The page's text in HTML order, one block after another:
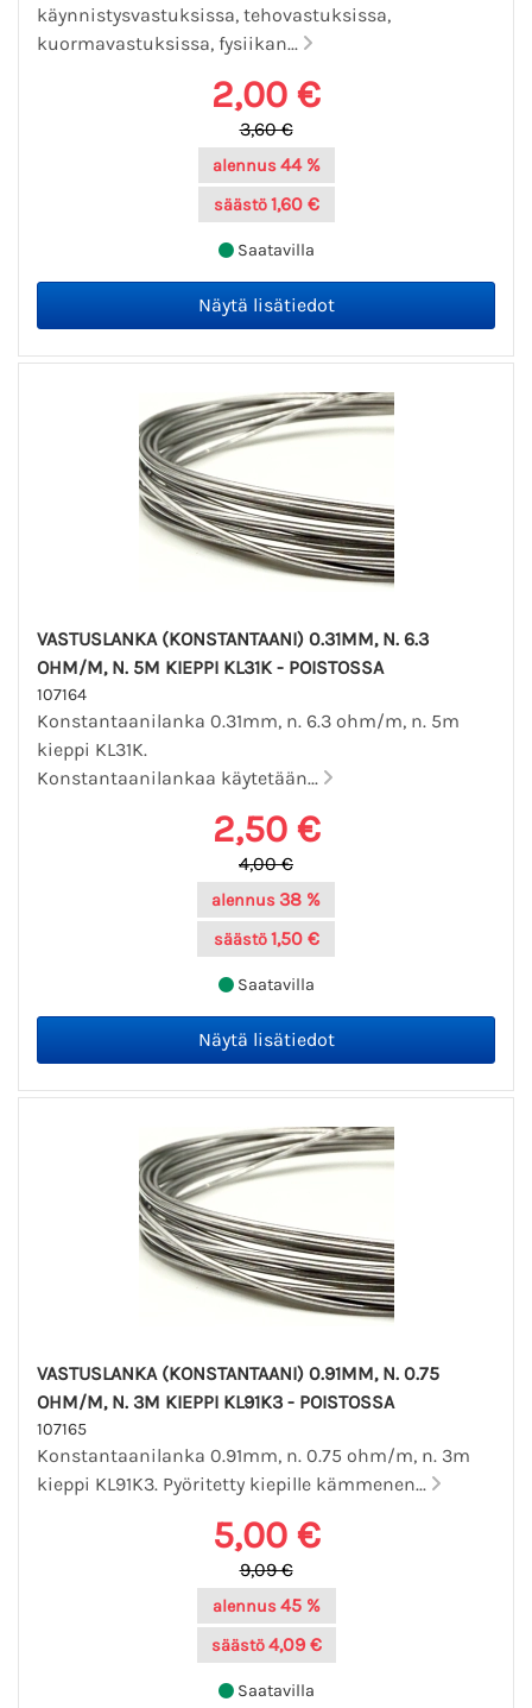
käynnistysvastuksissa, tehovastuksissa,
kuormavastuksissa, fysiikan...
2,00 €
3,60 €
alennus 44 %
säästö 1,60 €
Saatavilla
VASTUSLANKA (KONSTANTAANI) 0.31MM, N. 6.3
OHM/M, N. 5M KIEPPI KL31K - POISTOSSA
107164
Konstantaanilanka 0.31mm, n. 6.3 ohm/m, n. 5m
kieppi KL31K.
Konstantaanilankaa käytetään...
2,50 €
4,00 €
alennus 38 %
säästö 1,50 €
Saatavilla
VASTUSLANKA (KONSTANTAANI) 0.91MM, N. 0.75
OHM/M, N. 3M KIEPPI KL91K3 - POISTOSSA
107165
Konstantaanilanka 0.91mm, n. 0.75 ohm/m, n. 3m
kieppi KL91K3. Pyöritetty kiepille kämmenen...
5,00 €
9,09 €
alennus 45 %
säästö 4,09 €
Saatavilla